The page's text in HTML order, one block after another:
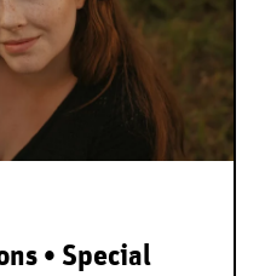
• Special